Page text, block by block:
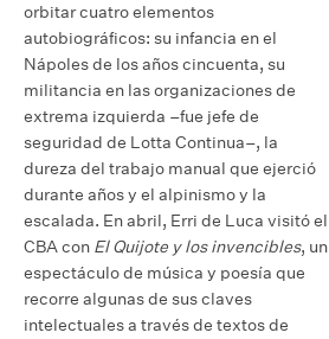
orbitar cuatro elementos
autobiográficos: su infancia en el
Nápoles de los años cincuenta, su
militancia en las organizaciones de
extrema izquierda –fue jefe de
seguridad de Lotta Continua–, la
dureza del trabajo manual que ejerció
durante años y el alpinismo y la
escalada. En abril, Erri de Luca visitó el
CBA con El Quijote y los invencibles, un
espectáculo de música y poesía que
recorre algunas de sus claves
intelectuales a través de textos de